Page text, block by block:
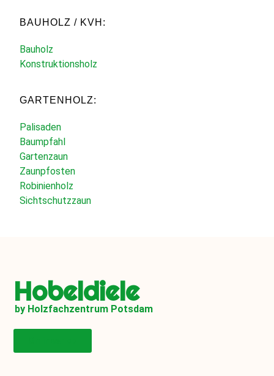
BAUHOLZ / KVH:
Bauholz
Konstruktionsholz
GARTENHOLZ:
Palisaden
Baumpfahl
Gartenzaun
Zaunpfosten
Robinienholz
Sichtschutzzaun
Hobeldiele
by Holzfachzentrum Potsdam